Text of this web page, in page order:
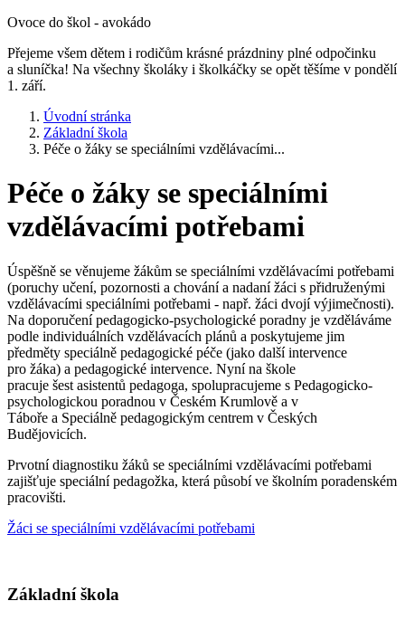
Ovoce do škol - avokádo
Přejeme všem dětem i rodičům krásné prázdniny plné odpočinku
a sluníčka! Na všechny školáky i školkáčky se opět těšíme v pondělí
1. září.
Úvodní stránka
Základní škola
Péče o žáky se speciálními vzdělávacími...
Péče o žáky se speciálními
vzdělávacími potřebami
Úspěšně se věnujeme žákům se speciálními vzdělávacími potřebami
(poruchy učení, pozornosti a chování a nadaní žáci s přidruženými
vzdělávacími speciálními potřebami - např. žáci dvojí výjimečnosti).
Na doporučení pedagogicko-psychologické poradny je vzděláváme
podle individuálních vzdělávacích plánů a poskytujeme jim
předměty speciálně pedagogické péče (jako další intervence
pro žáka) a pedagogické intervence. Nyní na škole
pracuje šest asistentů pedagoga, spolupracujeme s Pedagogicko-
psychologickou poradnou v Českém Krumlově a v
Táboře a Speciálně pedagogickým centrem v Českých
Budějovicích.
Prvotní diagnostiku žáků se speciálními vzdělávacími potřebami
zajišťuje speciální pedagožka, která působí ve školním poradenském
pracovišti.
Žáci se speciálními vzdělávacími potřebami
Základní škola